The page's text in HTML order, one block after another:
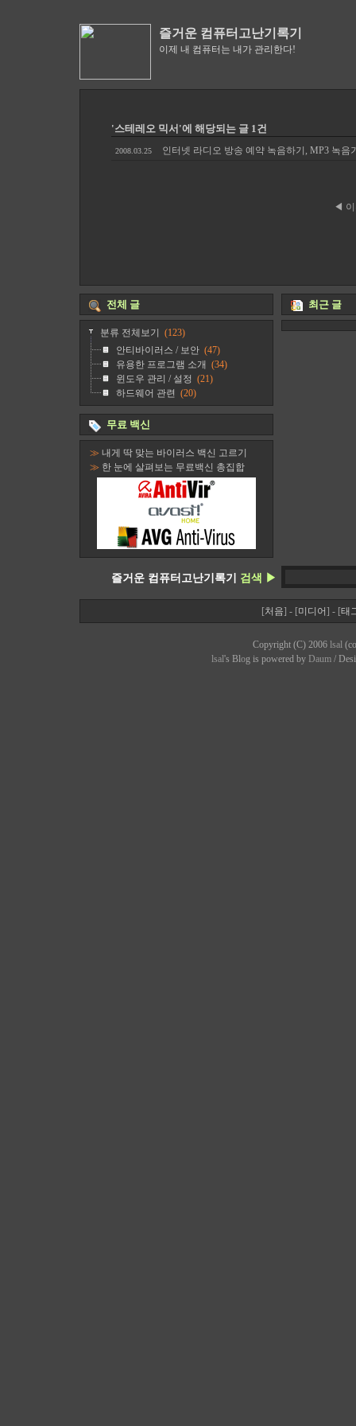
즐거운 컴퓨터고난기록기
이제 내 컴퓨터는 내가 관리한다!
'스테레오 믹서'에 해당되는 글 1건
2008.03.25 인터넷 라디오 방송 예약 녹음하기, MP3 녹음
◀
전체 글
분류 전체보기
(123)
안티바이러스 / 보안 (47)
유용한 프로그램 소개 (34)
윈도우 관리 / 설정 (21)
하드웨어 관련 (20)
무료 백신
≫ 내게 딱 맞는 바이러스 백신 고르기
≫ 한 눈에 살펴보는 무료백신 총집합
최근 글
즐거운 컴퓨터고난기록기 검색 ▶
[처음] - [미디어] - [태
Copyright (C) 2006 lsal
lsal's Blog is powered by Daum/